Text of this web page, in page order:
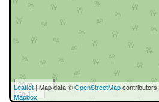
20 m
50 ft
Leaflet| Map data ©OpenStreetMapcontributors,
Mapbox